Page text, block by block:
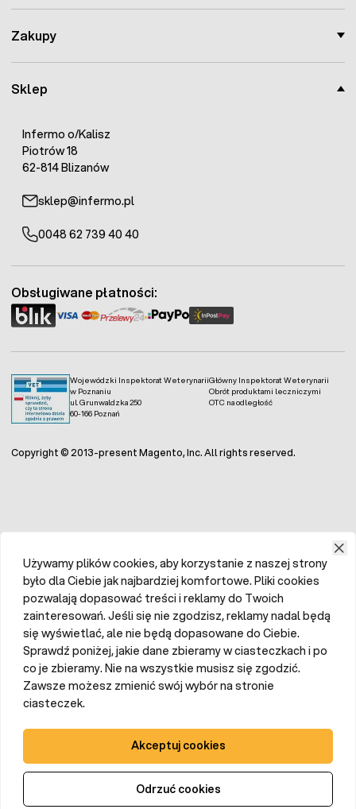
Sklep
Infermo o/Kalisz
Piotrów 18
62-814 Blizanów
sklep@infermo.pl
0048 62 739 40 40
Zakupy
Wojewódzki Inspektorat Weterynarii
w Poznaniu
ul. Grunwaldzka 250
60-166 Poznań
Główny Inspektorat Weterynarii
Obrót produktami leczniczymi
OTC na odległość
Obsługiwane płatności:
Copyright © 2013-present Magento, Inc. All rights reserved.
Używamy plików cookies, aby korzystanie z naszej strony
było dla Ciebie jak najbardziej komfortowe. Pliki cookies
pozwalają dopasować treści i reklamy do Twoich
zainteresowań. Jeśli się nie zgodzisz, reklamy nadal będą
się wyświetlać, ale nie będą dopasowane do Ciebie.
Sprawdź poniżej, jakie dane zbieramy w ciasteczkach i po
co je zbieramy. Nie na wszystkie musisz się zgodzić.
Zawsze możesz zmienić swój wybór na stronie
ciasteczek.
Akceptuj cookies
Odrzuć cookies